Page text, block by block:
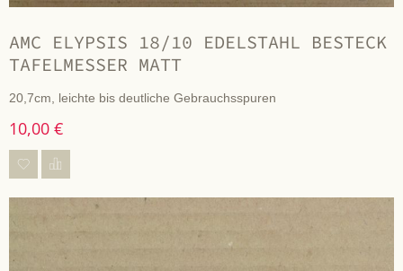
AMC ELYPSIS 18/10 EDELSTAHL BESTECK
TAFELMESSER MATT
20,7cm, leichte bis deutliche Gebrauchsspuren
10,00 €